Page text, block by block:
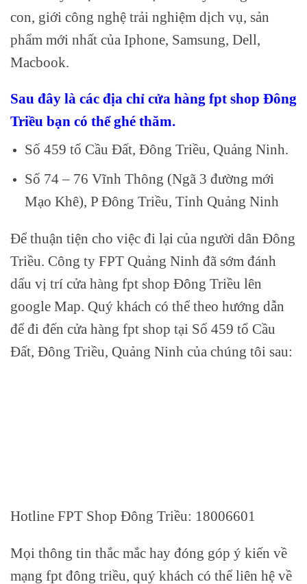
con, giới công nghệ trải nghiệm dịch vụ, sản
phẩm mới nhất của Iphone, Samsung, Dell,
Macbook.
Sau đây là các địa chỉ cửa hàng fpt shop Đông
Triều bạn có thể ghé thăm.
Số 459 tổ Cầu Đất, Đông Triều, Quảng Ninh.
Số 74 – 76 Vĩnh Thông (Ngã 3 đường mới
Mạo Khê), P Đông Triều, Tỉnh Quảng Ninh
Để thuận tiện cho việc đi lại của người dân Đông
Triều. Công ty FPT Quảng Ninh đã sớm đánh
dấu vị trí cửa hàng fpt shop Đông Triều lên
google Map. Quý khách có thể theo hướng dẫn
để đi đến cửa hàng fpt shop tại Số 459 tổ Cầu
Đất, Đông Triều, Quảng Ninh của chúng tôi sau:
Hotline FPT Shop Đông Triều: 18006601
Mọi thông tin thắc mắc hay đóng góp ý kiến về
mạng fpt đông triều, quý khách có thể liên hệ về